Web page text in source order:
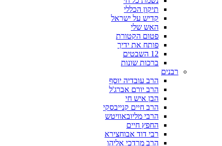
תיקון הכללי
קדיש על ישראל
האש שלי
פטום הקטורת
פותח את ידיך
12 השבטים
ברכות שונות
רבנים
הרב עובדיה יוסף
הרב יורם אברג'ל
הבן איש חי
הרב חיים קנייבסקי
הרבי מליובאוויטש
החפץ חיים
רבי דוד אבוחצירא
הרב מרדכי אליהו